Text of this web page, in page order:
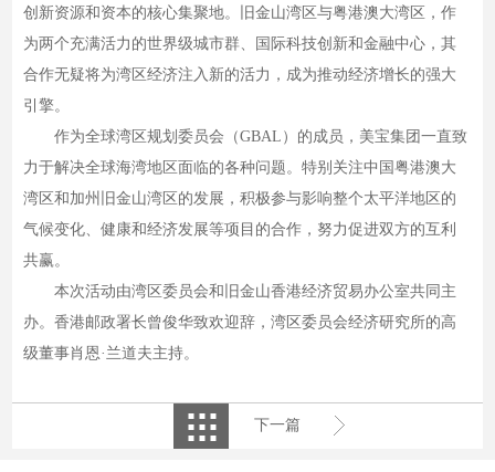
创新资源和资本的核心集聚地。旧金山湾区与粤港澳大湾区，作
为两个充满活力的世界级城市群、国际科技创新和金融中心，其
合作无疑将为湾区经济注入新的活力，成为推动经济增长的强大
引擎。
作为全球湾区规划委员会（GBAL）的成员，美宝集团一直致
力于解决全球海湾地区面临的各种问题。特别关注中国粤港澳大
湾区和加州旧金山湾区的发展，积极参与影响整个太平洋地区的
气候变化、健康和经济发展等项目的合作，努力促进双方的互利
共赢。
本次活动由湾区委员会和旧金山香港经济贸易办公室共同主
办。香港邮政署长曾俊华致欢迎辞，湾区委员会经济研究所的高
级董事肖恩·兰道夫主持。
下一篇